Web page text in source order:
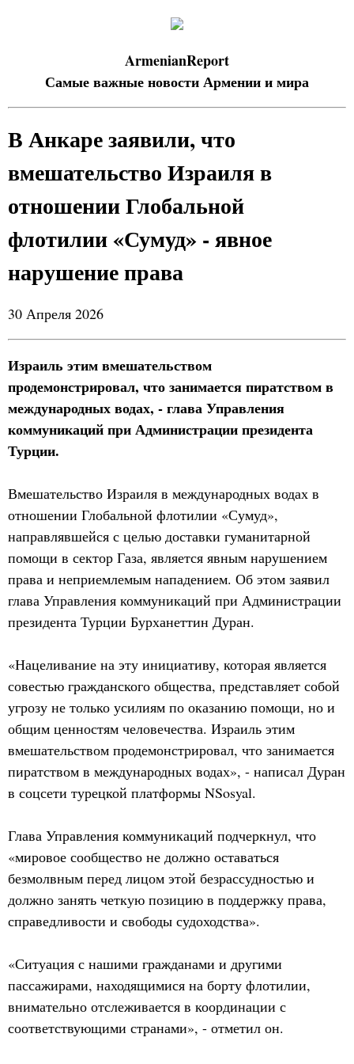
ArmenianReport
Самые важные новости Армении и мира
В Анкаре заявили, что
вмешательство Израиля в
отношении Глобальной
флотилии «Сумуд» - явное
нарушение права
30 Апреля 2026
Израиль этим вмешательством
продемонстрировал, что занимается пиратством в
международных водах, - глава Управления
коммуникаций при Администрации президента
Турции.
Вмешательство Израиля в международных водах в
отношении Глобальной флотилии «Сумуд»,
направлявшейся с целью доставки гуманитарной
помощи в сектор Газа, является явным нарушением
права и неприемлемым нападением. Об этом заявил
глава Управления коммуникаций при Администрации
президента Турции Бурханеттин Дуран.
«Нацеливание на эту инициативу, которая является
совестью гражданского общества, представляет собой
угрозу не только усилиям по оказанию помощи, но и
общим ценностям человечества. Израиль этим
вмешательством продемонстрировал, что занимается
пиратством в международных водах», - написал Дуран
в соцсети турецкой платформы NSosyal.
Глава Управления коммуникаций подчеркнул, что
«мировое сообщество не должно оставаться
безмолвным перед лицом этой безрассудностью и
должно занять четкую позицию в поддержку права,
справедливости и свободы судоходства».
«Ситуация с нашими гражданами и другими
пассажирами, находящимися на борту флотилии,
внимательно отслеживается в координации с
соответствующими странами», - отметил он.